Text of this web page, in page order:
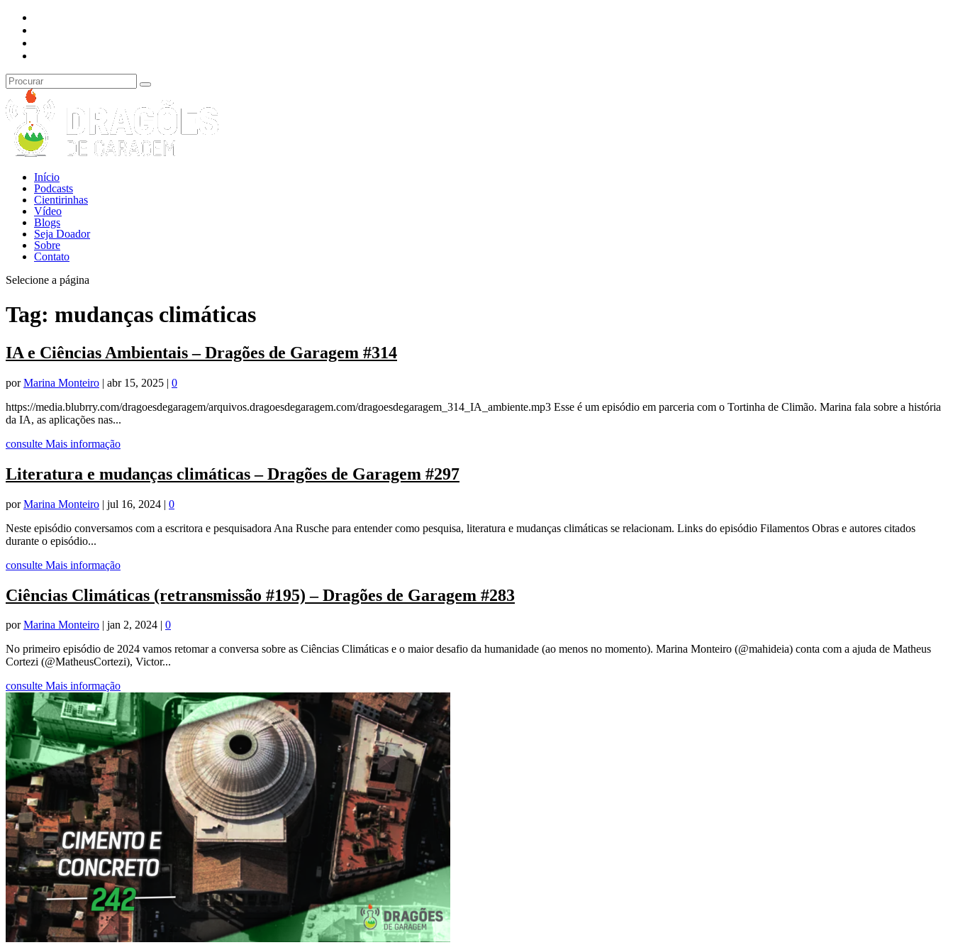
Início
Podcasts
Cientirinhas
Vídeo
Blogs
Seja Doador
Sobre
Contato
Selecione a página
Tag: mudanças climáticas
IA e Ciências Ambientais – Dragões de Garagem #314
porMarina Monteiro | abr 15, 2025 | 0
https://media.blubrry.com/dragoesdegaragem/arquivos.dragoesdegaragem.com/dragoesdegaragem_314_IA_ambiente.mp3 Esse é um episódio em parceria com o Tortinha de Climão. Marina fala sobre a história
da IA, as aplicações nas...
consulte Mais informação
Literatura e mudanças climáticas – Dragões de Garagem #297
porMarina Monteiro | jul 16, 2024 | 0
Neste episódio conversamos com a escritora e pesquisadora Ana Rusche para entender como pesquisa, literatura e mudanças climáticas se relacionam. Links do episódio Filamentos Obras e autores citados
durante o episódio...
consulte Mais informação
Ciências Climáticas (retransmissão #195) – Dragões de Garagem #283
porMarina Monteiro | jan 2, 2024 | 0
No primeiro episódio de 2024 vamos retomar a conversa sobre as Ciências Climáticas e o maior desafio da humanidade (ao menos no momento). Marina Monteiro (@mahideia) conta com a ajuda de Matheus
Cortezi (@MatheusCortezi), Victor...
consulte Mais informação